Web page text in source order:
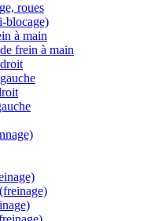
roues
blocage)
à main
frein à main